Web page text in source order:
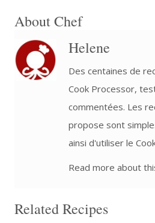
About Chef
Helene
Des centaines de
Cook Processor,
commentées. Les
propose sont
ainsi d'utiliser le
Read more about
Related Recipes